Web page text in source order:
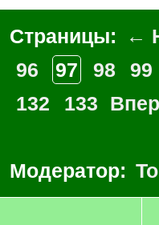
Страницы: ←
96
97 98 99
132
133
Модератор: